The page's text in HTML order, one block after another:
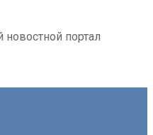
портал